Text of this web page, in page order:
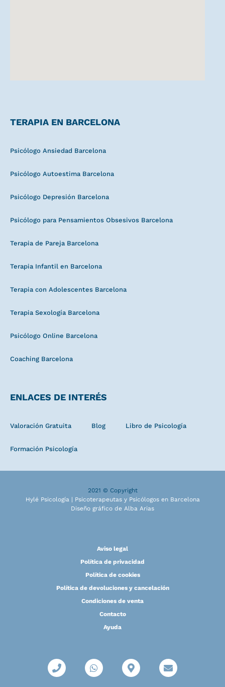
TERAPIA EN BARCELONA
Psicólogo Ansiedad Barcelona
Psicólogo Autoestima Barcelona
Psicólogo Depresión Barcelona
Psicólogo para Pensamientos Obsesivos Barcelona
Terapia de Pareja Barcelona
Terapia Infantil en Barcelona
Terapia con Adolescentes Barcelona
Terapia Sexología Barcelona
Psicólogo Online Barcelona
Coaching Barcelona
ENLACES DE INTERÉS
Valoración Gratuita Blog Libro de Psicología
Formación Psicología
2021 © Copyright
Hylé Psicología | Psicoterapeutas y Psicólogos en Barcelona
Diseño gráfico de Alba Arias
Aviso legal
Política de privacidad
Política de cookies
Política de devoluciones y cancelación
Condiciones de venta
Contacto
Ayuda
P
h
W
h
M
a
E
n